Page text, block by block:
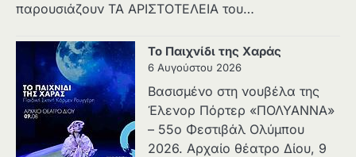
παρουσιάζουν ΤΑ ΑΡΙΣΤΟΤΕΛΕΙΑ του…
Το Παιχνίδι της Χαράς
6 Αυγούστου 2026
Βασισμένο στη νουβέλα της
Έλενορ Πόρτερ «ΠΟΛΥΑΝΝΑ»
– 55ο Φεστιβάλ Ολύμπου
2026. Αρχαίο θέατρο Δίου, 9